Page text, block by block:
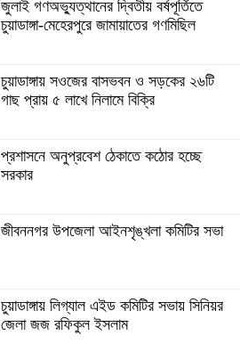
জুলাই গণঅভ্যুত্থানের দ্বিতীয় বর্ষপূর্তিতে
চুয়াডাঙ্গা-মেহেরপুরে জামায়াতের গণমিছিল
চুয়াডাঙ্গায় সওজের বাসভবন ও সড়কের ২৬টি
গাছ প্রায় ৫ লাখে নিলামে বিক্রি
প্রশাসনে অনুপ্রবেশ ঠেকাতে কঠোর হচ্ছে
সরকার
জীবননগর উপজেলা আইনশৃঙ্খলা কমিটির সভা
চুয়াডাঙ্গায় লিগ্যাল এইড কমিটির সভায় সিনিয়র
জেলা জজ রফিকুল ইসলাম